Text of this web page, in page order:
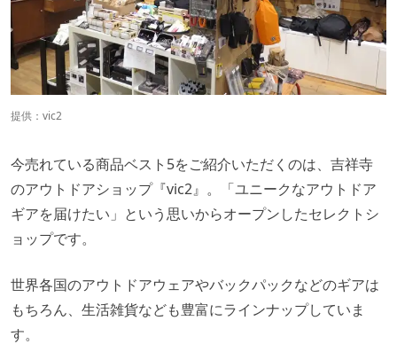
提供：vic2
今売れている商品ベスト5をご紹介いただくのは、吉祥寺
のアウトドアショップ『vic2』。「ユニークなアウトドア
ギアを届けたい」という思いからオープンしたセレクトシ
ョップです。
世界各国のアウトドアウェアやバックパックなどのギアは
もちろん、生活雑貨なども豊富にラインナップしていま
す。